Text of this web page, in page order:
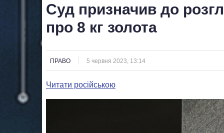
Суд призначив до
про 8 кг золота
ПРАВО 5 червня 2023, 13:14
Читати російською